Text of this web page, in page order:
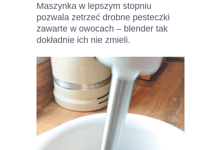
Maszynka w lepszym stopniu
pozwala zetrzeć drobne pesteczki
zawarte w owocach – blender tak
dokładnie ich nie zmieli.